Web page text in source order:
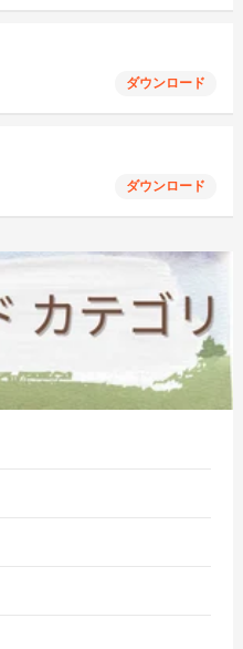
ダウンロード
ダウンロード